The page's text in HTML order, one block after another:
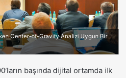
Center-of-Gravity Analizi Uygun Bir
başında dijital ortamda ilk